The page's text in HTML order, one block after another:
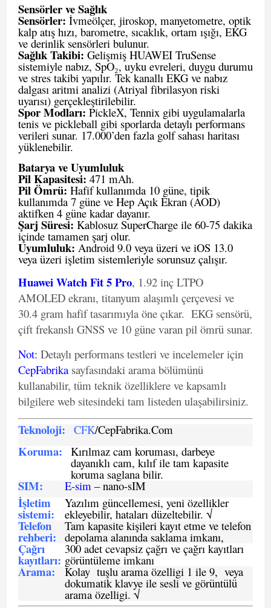
Sensörler ve Sağlık
Sensörler: İvmeölçer, jiroskop, manyetometre, optik
kalp atış hızı, barometre, sıcaklık, ortam ışığı, EKG
ve derinlik sensörleri bulunur.
Sağlık Takibi: Gelişmiş HUAWEI TruSense
sistemiyle nabız, SpO₂, uyku evreleri, duygu durumu
ve stres takibi yapılır. Tek kanallı EKG ve nabız
dalgası aritmi analizi (Atriyal fibrilasyon riski
uyarısı) gerçekleştirilebilir.
Spor Modları: PickleX, Tennix gibi uygulamalarla
tenis ve pickleball gibi sporlarda detaylı performans
verileri sunar. 17.000’den fazla golf sahası haritası
yüklenebilir.
Batarya ve Uyumluluk
Pil Kapasitesi: 471 mAh.
Pil Ömrü: Hafif kullanımda 10 güne, tipik
kullanımda 7 güne ve Hep Açık Ekran (AOD)
aktifken 4 güne kadar dayanır.
Şarj Süresi: Kablosuz SuperCharge ile 60-75 dakika
içinde tamamen şarj olur.
Uyumluluk: Android 9.0 veya üzeri ve iOS 13.0
veya üzeri işletim sistemleriyle sorunsuz çalışır.
Huawei Watch Fit 5 Pro, 1.92 inç LTPO
AMOLED ekranı, titanyum alaşımlı çerçevesi ve
30.4 gram hafif tasarımıyla öne çıkar. EKG sensörü,
çift frekanslı GNSS ve 10 güne varan pil ömrü sunar.
Not: Detaylı performans testleri ve incelemeler için
CepFabrika sayfasındaki arama bölümünü
kullanabilir, tüm teknik özelliklere ve kapsamlı
bilgilere web sitesindeki tam listeden ulaşabilirsiniz.
Teknoloji: CFK/CepFabrika.Com
Koruma: Kırılmaz cam koruması, darbeye
dayanıklı cam, kılıf ile tam kapasite
koruma saglana bilir.
SIM: E-sim – nano-sIM
İşletim
sistemi:
Yazılım güncellemesi, yeni özellikler
ekleyebilir, hataları düzeltebilir. √
Telefon
rehberi:
Tam kapasite kişileri kayıt etme ve telefon
depolama alanında saklama imkanı,
Çağrı
kayıtları:
300 adet cevapsiz çağrı ve çağrı kayıtları
görüntüleme imkanı
Arama: Kolay tuşlu arama özelligi 1 ile 9, veya
dokumatik klavye ile sesli ve görüntülü
arama özelligi. √